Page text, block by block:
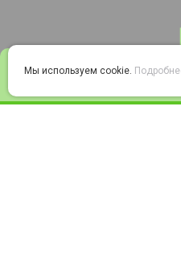
Войти
Мы используем cookie.